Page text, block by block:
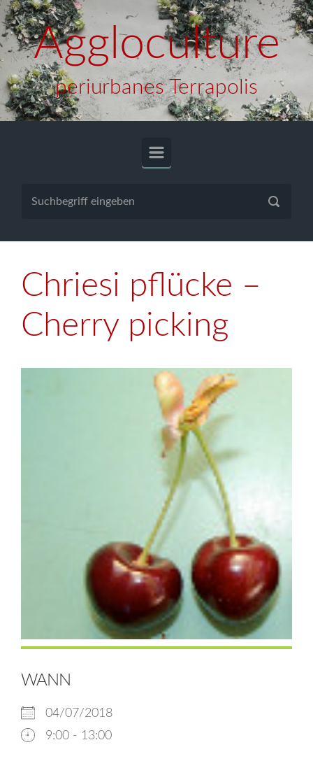
Zum Hauptinhalt springen
Aggloculture
periurbanes Terrapolis
Chriesi pflücke –
Cherry picking
WANN
04/07/2018
9:00 - 13:00